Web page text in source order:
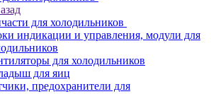
для холодильников
индикации и управления, модули для
для холодильников
для яиц
предохранители для